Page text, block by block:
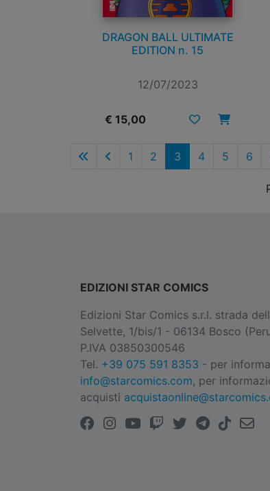
DRAGON BALL ULTIMATE
EDITION n. 15
12/07/2023
€ 15,00
1 2 3 4 5 6
EDIZIONI STAR COMICS
Edizioni Star Comics s.r.l. strada
Selvette, 1/bis/1 - 06134 Bosco
P.IVA 03850300546
Tel. +39 075 591 8353 - per
info@starcomics.com, per
acquisti